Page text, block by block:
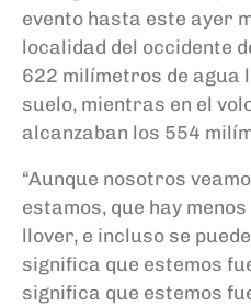
evento hasta este ayer
localidad del occidente
622 milímetros de agua
suelo, mientras en el
alcanzaban los 554
“Aunque nosotros
estamos, que hay
llover, e incluso se
significa que estemos
significa que estemos